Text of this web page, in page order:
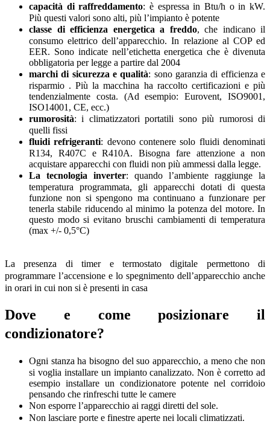
capacità di raffreddamento: è espressa in Btu/h o in kW.
Più questi valori sono alti, più l’impianto è potente
classe di efficienza energetica a freddo, che indicano il
consumo elettrico dell’apparecchio. In relazione al COP ed
EER. Sono indicate nell’etichetta energetica che è divenuta
obbligatoria per legge a partire dal 2004
marchi di sicurezza e qualità: sono garanzia di efficienza e
risparmio . Più la macchina ha raccolto certificazioni e più
tendenzialmente costa. (Ad esempio: Eurovent, ISO9001,
ISO14001, CE, ecc.)
rumorosità: i climatizzatori portatili sono più rumorosi di
quelli fissi
fluidi refrigeranti: devono contenere solo fluidi denominati
R134, R407C e R410A. Bisogna fare attenzione a non
acquistare apparecchi con fluidi non più ammessi dalla legge.
La tecnologia inverter: quando l’ambiente raggiunge la
temperatura programmata, gli apparecchi dotati di questa
funzione non si spengono ma continuano a funzionare per
tenerla stabile riducendo al minimo la potenza del motore. In
questo modo si evitano bruschi cambiamenti di temperatura
(max +/‐ 0,5°C)
La presenza di timer e termostato digitale permettono di
programmare l’accensione e lo spegnimento dell’apparecchio anche
in orari in cui non si è presenti in casa
Dove e come posizionare il
condizionatore?
Ogni stanza ha bisogno del suo apparecchio, a meno che non
si voglia installare un impianto canalizzato. Non è corretto ad
esempio installare un condizionatore potente nel corridoio
pensando che rinfreschi tutte le camere
Non esporre l’apparecchio ai raggi diretti del sole.
Non lasciare porte e finestre aperte nei locali climatizzati.